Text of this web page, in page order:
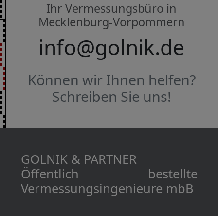
Ihr Vermessungsbüro in
Mecklenburg-Vorpommern
info@golnik.de
Können wir Ihnen helfen?
Schreiben Sie uns!
GOLNIK & PARTNER
Öffentlich bestellte
Vermessungs­­ingenieure mbB